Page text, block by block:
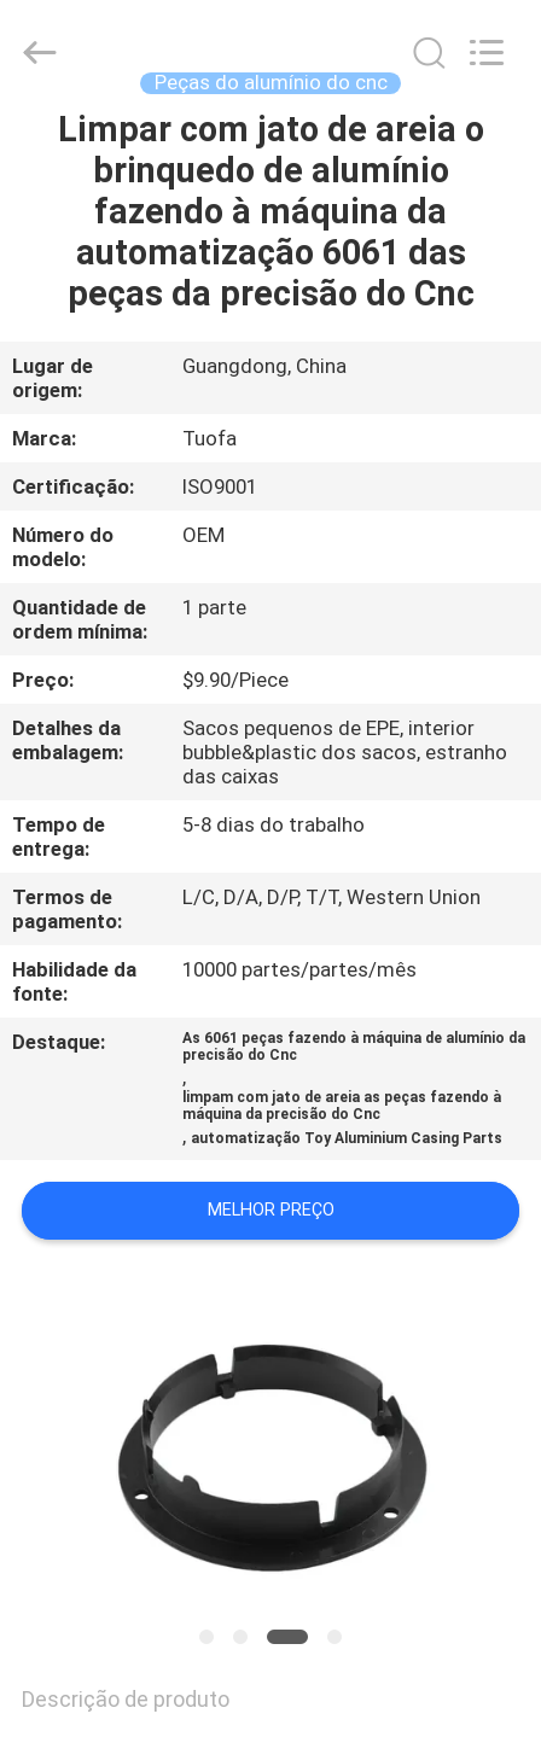
PARA
PRODUTOS
SOBRE
NÓS
VISITA
À
FÁBRICA
CONTROLE
DE
QUALIDADE
CONTACTE-
SOLICITE
UM
ORÇAMENTO
SITE
PRIVACIDADE
Tuofa
Technology
Peças do alumínio do cnc
Limpar com jato de areia o
brinquedo de alumínio
fazendo à máquina da
automatização 6061 das
peças da precisão do Cnc
Lugar de
origem:
Guangdong, China
Marca:
Tuofa
Certificação:
ISO9001
Número do
modelo:
OEM
Quantidade de
ordem mínima:
1 parte
Preço:
$9.90/Piece
Detalhes da
embalagem:
Sacos pequenos de EPE, interior
bubble&plastic dos sacos, estranho
das caixas
Tempo de
entrega:
5-8 dias do trabalho
Termos de
pagamento:
L/C, D/A, D/P, T/T, Western Union
Habilidade da
fonte:
10000 partes/partes/mês
Destaque:
As 6061 peças fazendo à máquina de alumínio da
precisão do Cnc
,
limpam com jato de areia as peças fazendo à
máquina da precisão do Cnc
, automatização Toy Aluminium Casing Parts
MELHOR PREÇO
Descrição de produto